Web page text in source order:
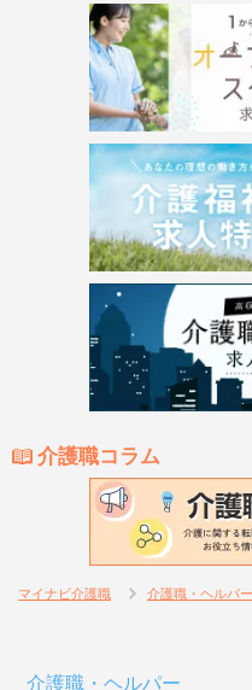
介護職コラム
マイナビ介護職 介護職・ヘルパ
介護職・ヘルパー